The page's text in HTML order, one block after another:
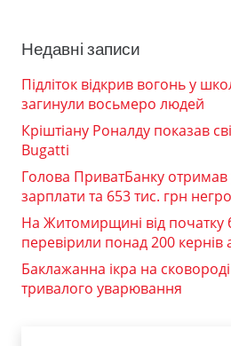
Недавні записи
Підліток відкрив вогонь у
загинули восьмеро людей
Кріштіану Роналду показав
Bugatti
Голова ПриватБанку отримав
зарплати та 653 тис. грн
На Житомирщині від початку
перевірили понад 200 кернів
Баклажанна ікра на
тривалого уварювання